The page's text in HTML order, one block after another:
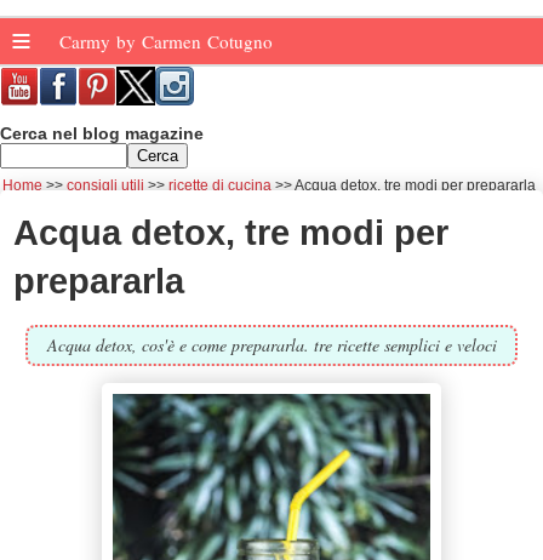
≡ Carmy by Carmen Cotugno
Cerca nel blog magazine
Home consigli utili ricette di cucina Acqua detox, tre modi per prepararla
Acqua detox, tre modi per
prepararla
Acqua detox, cos'è e come prepararla. tre ricette semplici e veloci